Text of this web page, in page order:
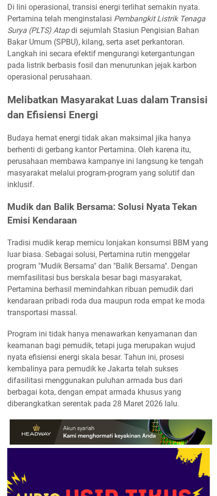
Di lini operasional, transisi energi terlihat semakin nyata.
Pertamina telah menginstalasi Pembangkit Listrik Tenaga
Surya (PLTS) Atapdi sejumlah Stasiun Pengisian Bahan
Bakar Umum (SPBU), kilang, serta aset perkantoran.
Langkah ini secara efektif mengurangi ketergantungan
pada listrik berbasis fosil dan menurunkan jejak karbon
operasional perusahaan.
Melibatkan Masyarakat Luas dalam Transisi
dan Efisiensi Energi
Budaya hemat energi tidak akan maksimal jika hanya
berhenti di gerbang kantor Pertamina. Oleh karena itu,
perusahaan membawa kampanye ini langsung ke tengah
masyarakat melalui program-program yang solutif dan
inklusif.
Mudik dan Balik Bersama: Solusi Nyata Tekan
Emisi Kendaraan
Tradisi mudik kerap memicu lonjakan konsumsi BBM yang
luar biasa. Sebagai solusi, Pertamina rutin menggelar
program "Mudik Bersama" dan "Balik Bersama". Dengan
memfasilitasi bus berskala besar bagi masyarakat,
Pertamina berhasil memindahkan ribuan pemudik dari
kendaraan pribadi roda dua maupun roda empat ke moda
transportasi massal.
Program ini tidak hanya menawarkan kenyamanan dan
keamanan bagi pemudik, tetapi juga merupakan wujud
nyata efisiensi energi skala besar. Tahun ini, prosesi
kembalinya para pemudik ke Jakarta telah sukses
difasilitasi menggunakan puluhan armada bus dari
berbagai kota, dengan empat armada khusus yang
diberangkatkan serentak pada 28 Maret 2026 lalu.